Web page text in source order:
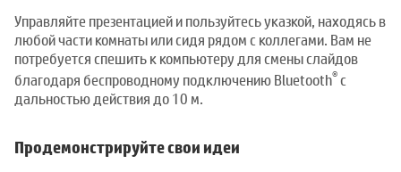
Управляйте презентацией и пользуйтесь указкой, находясь в
любой части комнаты или сидя рядом с коллегами. Вам не
потребуется спешить к компьютеру для смены слайдов
благодаря беспроводному подключению Bluetooth®с
дальностью действия до 10 м.
Продемонстрируйте свои идеи